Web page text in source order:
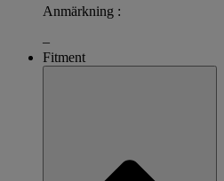
Anmärkning :
–
Fitment